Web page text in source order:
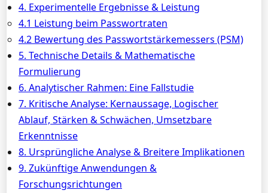
4. Experimentelle Ergebnisse & Leistung
4.1 Leistung beim Passwortraten
4.2 Bewertung des Passwortstärkemessers (PSM)
5. Technische Details & Mathematische
Formulierung
6. Analytischer Rahmen: Eine Fallstudie
7. Kritische Analyse: Kernaussage, Logischer
Ablauf, Stärken & Schwächen, Umsetzbare
Erkenntnisse
8. Ursprüngliche Analyse & Breitere Implikationen
9. Zukünftige Anwendungen &
Forschungsrichtungen